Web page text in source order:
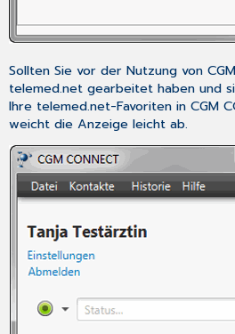
Sollten Sie vor der Nutzung von
telemed.net gearbeitet haben und
Ihre telemed.net-Favoriten in CGM
weicht die Anzeige leicht ab.